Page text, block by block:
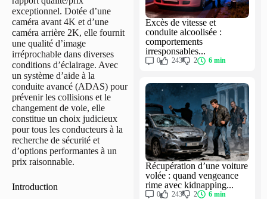
exceptionnel. Dotée d’une
caméra avant 4K et d’une
caméra arrière 2K, elle fournit
une qualité d’image
irréprochable dans diverses
conditions d’éclairage. Avec
un système d’aide à la
conduite avancé (ADAS) pour
prévenir les collisions et le
changement de voie, elle
constitue un choix judicieux
pour tous les conducteurs à la
recherche de sécurité et
d’options performantes à un
prix raisonnable.
Introduction
Excès de vitesse et
conduite alcoolisée :
comportements
irresponsables...
0 243 2 6 min
Récupération d’une voiture
volée : quand vengeance
rime avec kidnapping...
0 243 2 6 min